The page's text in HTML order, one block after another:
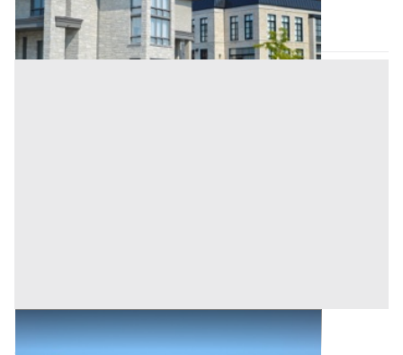
Codice asta:7bfcdb9a
Asta chiusa
Abitazione di Tipo Civile all'asta a Padova